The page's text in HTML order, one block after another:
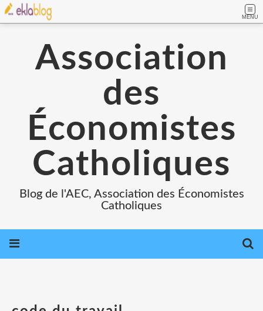
MENU
Association
des
Économistes
Catholiques
Blog de l'AEC, Association des Économistes
Catholiques